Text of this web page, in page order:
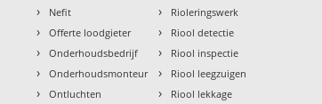
› Nefit
› Offerte loodgieter
› Onderhoudsbedrijf
› Onderhoudsmonteur
› Ontluchten
› Rioleringswerk
› Riool detectie
› Riool inspectie
› Riool leegzuigen
› Riool lekkage